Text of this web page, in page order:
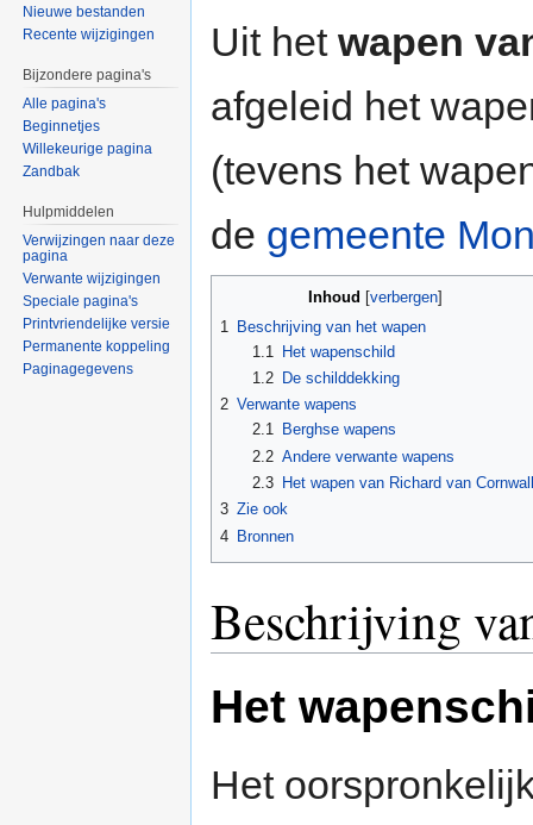
Uit het wapen
afgeleid het
(tevens het
de gemeente
Inhoud [verbergen]
1
Beschrijving van het wapen
1.1
Het wapenschild
1.2
De schilddekking
2 Verwante wapens
2.1
Berghse wapens
2.2 Andere verwante wapens
2.3
Het wapen van Richard van Cornwall
3 Zie ook
4 Bronnen
Beschrijving
Het
Het
Nieuwe bestanden
Recente wijzigingen
Bijzondere pagina's
Alle pagina's
Beginnetjes
Willekeurige pagina
Zandbak
Hulpmiddelen
Verwijzingen naar deze
pagina
Verwante wijzigingen
Speciale pagina's
Printvriendelijke versie
Permanente koppeling
Paginagegevens